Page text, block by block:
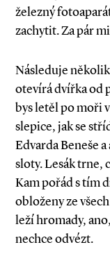
železný
zachytit. Za pár
Následuje
otevírá dvířka od
bys letěl po moři
slepice, jak se
Edvarda Beneše
sloty. Lesák trne,
Kam pořád s tím
obloženy ze
leží hromady,
nechce odvézt.